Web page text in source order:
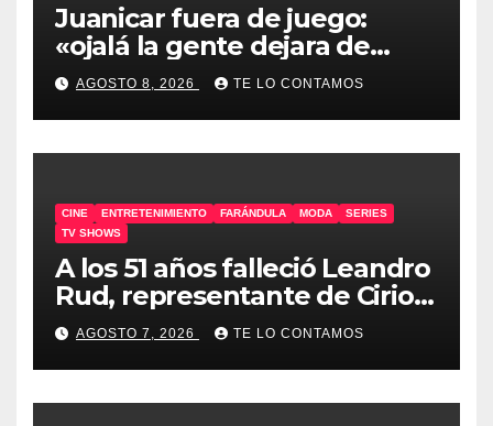
Juanicar fuera de juego:
«ojalá la gente dejara de
odiar tanto»
AGOSTO 8, 2026 TE LO CONTAMOS
CINE ENTRETENIMIENTO FARÁNDULA MODA
SERIES
TV SHOWS
A los 51 años falleció Leandro
Rud, representante de Cirio,
Loly, Marengo y Maglietti
AGOSTO 7, 2026 TE LO CONTAMOS